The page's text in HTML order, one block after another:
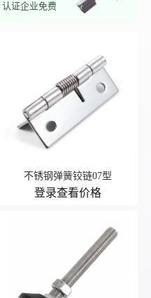
认证企业免费
不锈钢弹簧铰链07型
登录查看价格